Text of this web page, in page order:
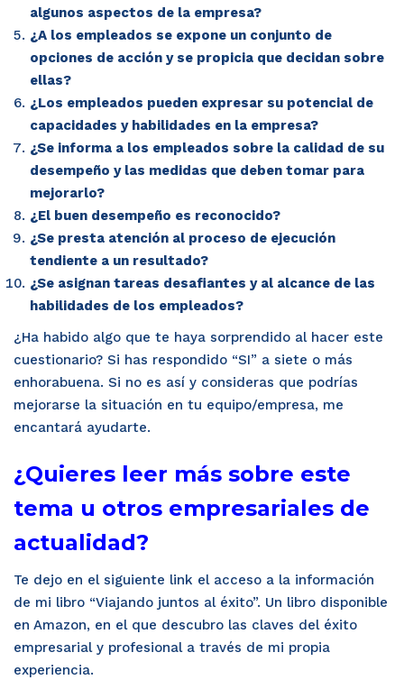
algunos aspectos de la empresa?
¿A los empleados se expone un conjunto de
opciones de acción y se propicia que decidan sobre
ellas?
¿Los empleados pueden expresar su potencial de
capacidades y habilidades en la empresa?
¿Se informa a los empleados sobre la calidad de su
desempeño y las medidas que deben tomar para
mejorarlo?
¿El buen desempeño es reconocido?
¿Se presta atención al proceso de ejecución
tendiente a un resultado?
¿Se asignan tareas desafiantes y al alcance de las
habilidades de los empleados?
¿Ha habido algo que te haya sorprendido al hacer este
cuestionario? Si has respondido “SI” a siete o más
enhorabuena. Si no es así y consideras que podrías
mejorarse la situación en tu equipo/empresa, me
encantará ayudarte.
¿Quieres leer más sobre este
tema u otros empresariales de
actualidad?
Te dejo en el siguiente link el acceso a la información
de mi libro “Viajando juntos al éxito”. Un libro disponible
en Amazon, en el que descubro las claves del éxito
empresarial y profesional a través de mi propia
experiencia.